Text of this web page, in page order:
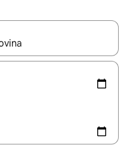
da se krećete kroz njih